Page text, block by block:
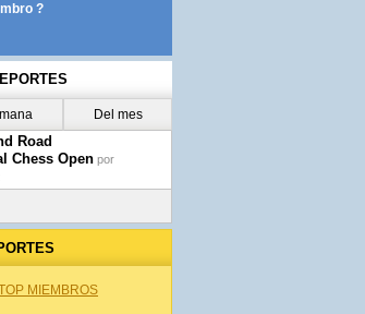
?
Del mes
Road
Chess Open por
MIEMBROS